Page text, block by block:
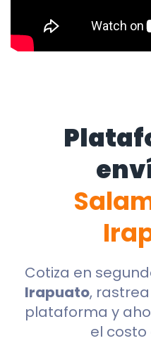
Cotiza en
Irapuato,
plataforma y
el costo